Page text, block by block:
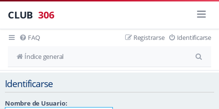
CLUB 306
FAQ Identificarse
Registrarse
Índice general
u
Identificarse
Nombre de Usuario: